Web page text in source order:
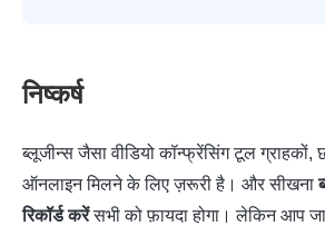
निष्कर्ष
ब्लूजीन्स जैसा वीडियो कॉन्फ्रेंसिंग टूल ग्राहकों,
ऑनलाइन मिलने के लिए ज़रूरी है। और सीखना
रिकॉर्ड करेंसभी को फ़ायदा होगा। लेकिन आप